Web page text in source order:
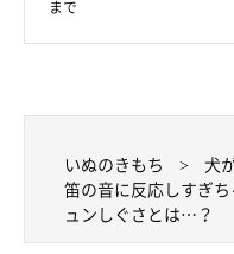
まで
いぬのきもち 犬
笛の音に反応しすぎ
ュンしぐさとは…？